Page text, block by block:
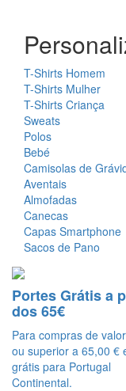
T-Shirts Homem
T-Shirts Mulher
T-Shirts Criança
Sweats
Polos
Bebé
Camisolas de
Aventais
Almofadas
Canecas
Capas Smartphone
Sacos de Pano
Portes Grátis a
dos 65€
Para compras de
ou superior a 65,00 €
grátis para Portugal
Continental.